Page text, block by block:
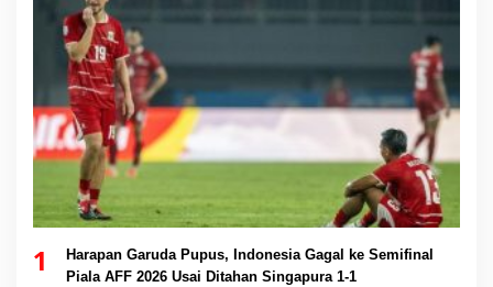
1
Harapan Garuda Pupus, Indonesia Gagal ke Semifinal
Piala AFF 2026 Usai Ditahan Singapura 1-1